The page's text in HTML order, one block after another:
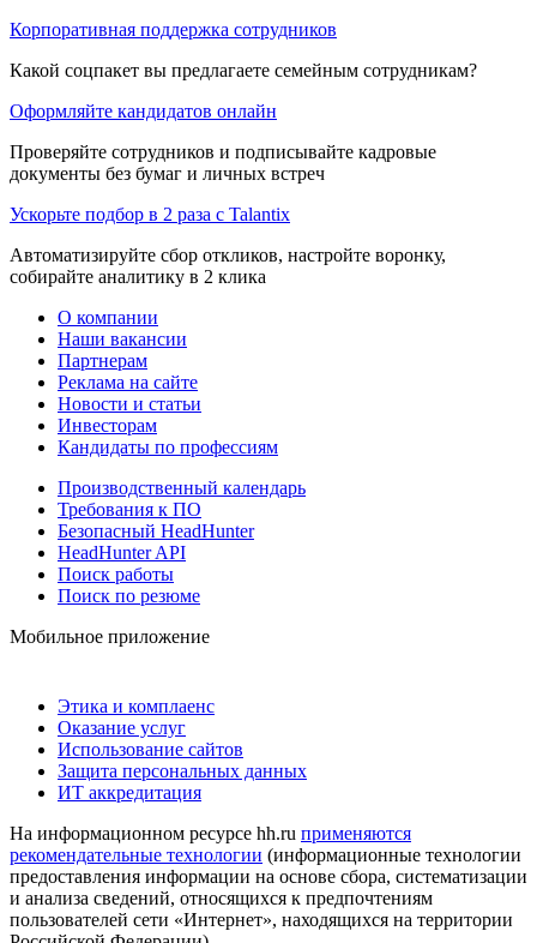
Корпоративная поддержка сотрудников
Какой соцпакет вы предлагаете семейным сотрудникам?
Оформляйте кандидатов онлайн
Проверяйте сотрудников и подписывайте кадровые
документы без бумаг и личных встреч
Ускорьте подбор в 2 раза с Talantix
Автоматизируйте сбор откликов, настройте воронку,
собирайте аналитику в 2 клика
О компании
Наши вакансии
Партнерам
Реклама на сайте
Новости и статьи
Инвесторам
Кандидаты по профессиям
Производственный календарь
Требования к ПО
Безопасный HeadHunter
HeadHunter API
Поиск работы
Поиск по резюме
Мобильное приложение
Этика и комплаенс
Оказание услуг
Использование сайтов
Защита персональных данных
ИТ аккредитация
На информационном ресурсе hh.ru применяются
рекомендательные технологии (информационные технологии
предоставления информации на основе сбора, систематизации
и анализа сведений, относящихся к предпочтениям
пользователей сети «Интернет», находящихся на территории